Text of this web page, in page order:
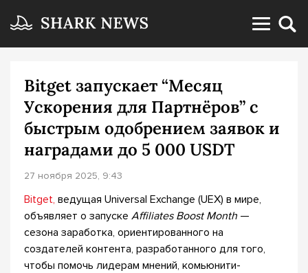
Bitget запускает “Месяц
Ускорения для Партнёров” с
быстрым одобрением заявок и
наградами до 5 000 USDT
27 ноября 2025, 9:43
Bitget, ведущая Universal Exchange (UEX) в мире,
объявляет о запуске Affiliates Boost Month —
сезона заработка, ориентированного на
создателей контента, разработанного для того,
чтобы помочь лидерам мнений, комьюнити-